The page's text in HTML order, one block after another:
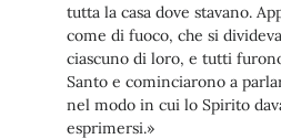
tutta la casa dove stavano.
come di fuoco, che si
ciascuno di loro, e tutti
Santo e cominciarono a
nel modo in cui lo Spirito
esprimersi.»